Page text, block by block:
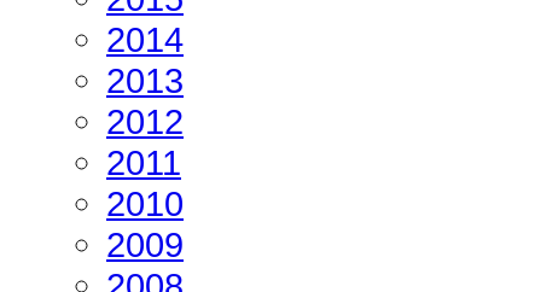
2014
2013
2012
2011
2010
2009